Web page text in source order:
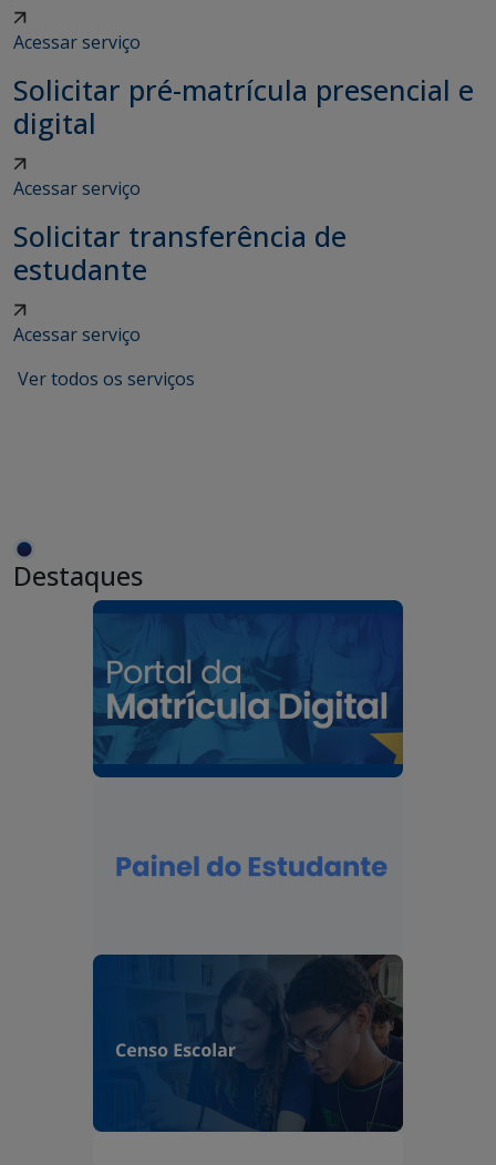
Acessar serviço
Solicitar pré-matrícula presencial e
digital
Acessar serviço
Solicitar transferência de
estudante
Acessar serviço
Ver todos os serviços
Destaques